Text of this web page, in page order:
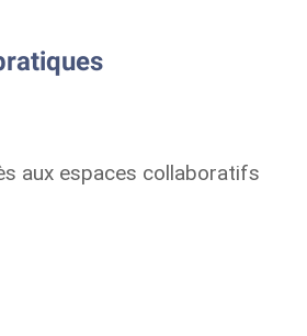
aux espaces collaboratifs